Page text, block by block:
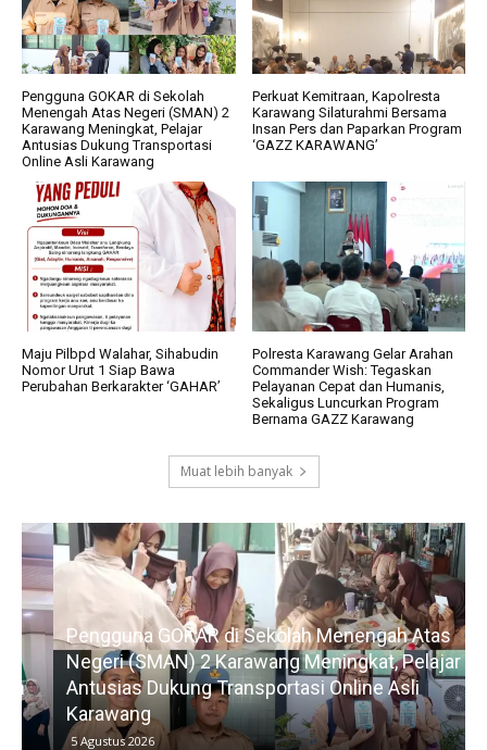
Pengguna GOKAR di Sekolah
Menengah Atas Negeri (SMAN) 2
Karawang Meningkat, Pelajar
Antusias Dukung Transportasi
Online Asli Karawang
Perkuat Kemitraan, Kapolresta
Karawang Silaturahmi Bersama
Insan Pers dan Paparkan Program
‘GAZZ KARAWANG’
Maju Pilbpd Walahar, Sihabudin
Nomor Urut 1 Siap Bawa
Perubahan Berkarakter ‘GAHAR’
Polresta Karawang Gelar Arahan
Commander Wish: Tegaskan
Pelayanan Cepat dan Humanis,
Sekaligus Luncurkan Program
Bernama GAZZ Karawang
Muat lebih banyak
Pengguna GOKAR di Sekolah Menengah Atas
Negeri (SMAN) 2 Karawang Meningkat, Pelajar
Antusias Dukung Transportasi Online Asli
Karawang
5 Agustus 2026